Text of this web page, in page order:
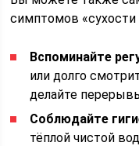
симптомов
Вспоминайте
или долго
делайте
Соблюдайте
тёплой чистой